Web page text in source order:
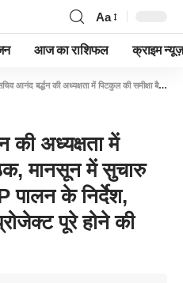
Aa
आज का राशिफल क्राइम न्यूज़
की अध्यक्षता में पिटकुल की समीक्षा बैठक, मानसून में सुचारु विद्युत आपूर्ति हेतु SOP पालन के निर्देश, 2026 तक 6 पारेषण प्रोजेक्ट पूरे होने की उम्मीद-Newsnetra
की अध्यक्षता में
मानसून में सुचारु
पालन के निर्देश,
पूरे होने की